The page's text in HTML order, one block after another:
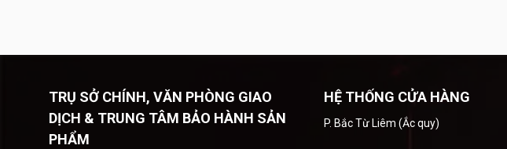
TRỤ SỞ CHÍNH, VĂN PHÒNG GIAO
DỊCH & TRUNG TÂM BẢO HÀNH SẢN
PHẨM
HỆ THỐNG CỬA HÀNG
P. Bắc Từ Liêm (Ắc quy)